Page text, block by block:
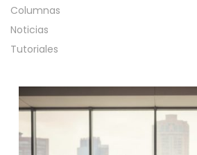
Columnas
Noticias
Tutoriales